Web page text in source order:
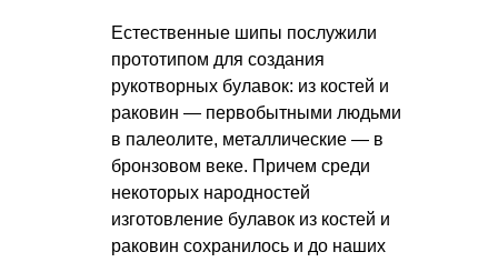
Естественные шипы послужили
прототипом для создания
рукотворных булавок: из костей и
раковин — первобытными людьми
в палеолите, металлические — в
бронзовом веке. Причем среди
некоторых народностей
изготовление булавок из костей и
раковин сохранилось и до наших